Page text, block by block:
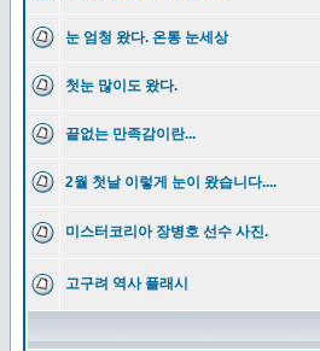
눈 엄청 왔다. 온통 눈세상
첫눈 많이도 왔다.
끝없는 만족감이란...
2월 첫날 이렇게 눈이 왔습니다....
미스터코리아 장병호 선수 사진.
고구려 역사 플래시